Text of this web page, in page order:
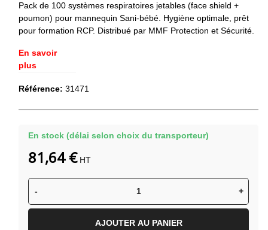
Pack de 100 systèmes respiratoires jetables (face shield +
poumon) pour mannequin Sani‑bébé. Hygiène optimale, prêt
pour formation RCP. Distribué par MMF Protection et Sécurité.
En savoir
plus
Référence: 31471
En stock (délai selon choix du transporteur)
- +
AJOUTER AU PANIER
81,64 € HT